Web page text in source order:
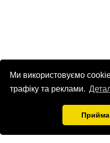
Ми використовуємо
трафіку та реклами.
© Патріоти України 2026
info@